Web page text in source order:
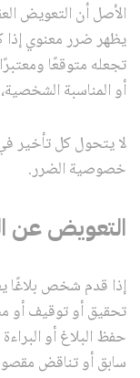
الأصل أن التعويض
يظهر ضرر معنوي إذا
تجعله متوقعًا
أو المناسبة
لا يتحول كل تأخير
خصوصية الضرر.
التعويض عن
إذا قدم شخص بلاغًا
تحقيق أو توقيف أو
حفظ البلاغ أو
سابق أو تناقض